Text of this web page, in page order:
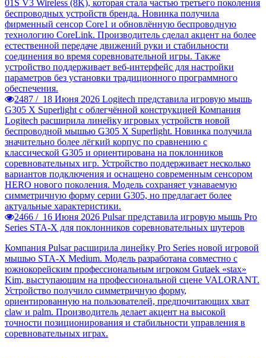
01S V3 Wireless (8K), которая стала частью третьего поколения
беспроводных устройств бренда. Новинка получила
фирменный сенсор Core1 и обновлённую беспроводную
технологию CoreLink. Производитель сделал акцент на более
естественной передаче движений руки и стабильности
соединения во время соревновательной игры. Также
устройство поддерживает веб-интерфейс для настройки
параметров без установки традиционного программного
обеспечения.
2487 / 18 Июня 2026 Logitech представила игровую мышь
G305 X Superlight с облегчённой конструкцией Компания
Logitech расширила линейку игровых устройств новой
беспроводной мышью G305 X Superlight. Новинка получила
значительно более лёгкий корпус по сравнению с
классической G305 и ориентирована на поклонников
соревновательных игр. Устройство поддерживает несколько
вариантов подключения и оснащено современным сенсором
HERO нового поколения. Модель сохраняет узнаваемую
симметричную форму серии G305, но предлагает более
актуальные характеристики.
2466 / 16 Июня 2026 Pulsar представила игровую мышь Pro
Series STA-X для поклонников соревновательных шутеров
Компания Pulsar расширила линейку Pro Series новой игровой
мышью STA-X Medium. Модель разработана совместно с
южнокорейским профессиональным игроком Gutaek «stax»
Kim, выступающим на профессиональной сцене VALORANT.
Устройство получило симметричную форму,
ориентированную на пользователей, предпочитающих хват
claw и palm. Производитель делает акцент на высокой
точности позиционирования и стабильности управления в
соревновательных играх.